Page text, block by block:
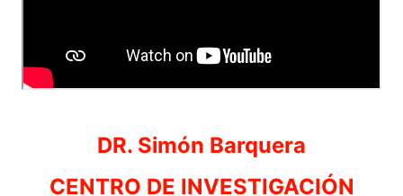
DR. Simón Barquera
CENTRO DE INVESTIGACIÓN